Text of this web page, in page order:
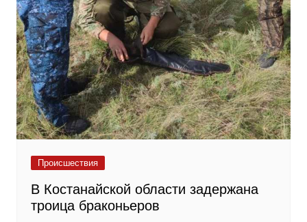
Происшествия
В Костанайской области задержана
троица браконьеров